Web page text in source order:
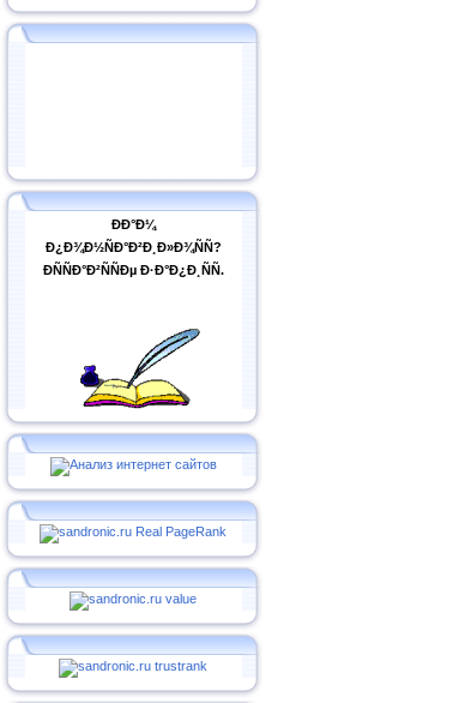
ÐÐ°Ð¼
Ð¿Ð¾Ð½ÑÐ°Ð²Ð¸Ð»Ð¾ÑÑ?
ÐÑÑÐ°Ð²ÑÑÐµ Ð·Ð°Ð¿Ð¸ÑÑ.